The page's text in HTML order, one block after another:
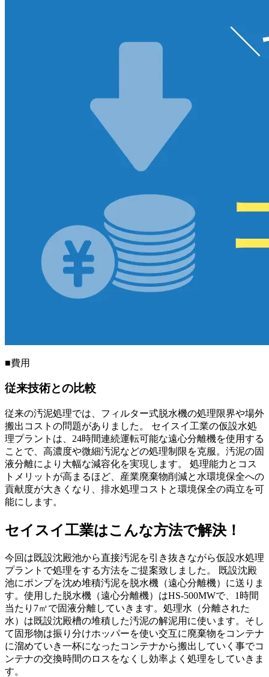
■費用
従来技術との比較
従来の汚泥処理では、フィルター式脱水機の処理限界や場外
搬出コストの問題がありました。 セイスイ工業の仮設水処
理プラントは、24時間連続運転可能な遠心分離機を使用する
ことで、高濃度や微細汚泥などの処理制限を克服。汚泥の固
液分離により大幅な減容化を実現します。 処理能力とコス
トメリットが高まるほど、産業廃棄物削減と水環境保全への
貢献度が大きくなり、排水処理コストと環境保全の両立を可
能にします。
セイスイ工業はこんな方法で解決！
今回は既設沈殿池から直接汚泥を引き抜きながら仮設水処理
プラントで処理をする方法をご提案致しました。 既設沈殿
池にポンプを沈め堆積汚泥を脱水機（遠心分離機）に送りま
す。使用した脱水機（遠心分離機）はHS-500MWで、1時間
当たり7㎥で固液分離していきます。処理水（分離された
水）は既設沈殿槽の堆積した汚泥の解泥用に使います。そし
て固形物は振り分けホッパーを使い交互に廃棄物をコンテナ
に溜めていき一杯になったコンテナから搬出していく事でコ
ンテナの交換時間のロスをなくし効率よく処理をしていきま
す。